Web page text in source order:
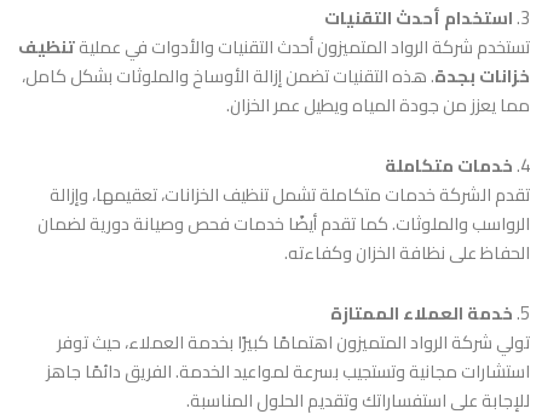
3. استخدام أحدث التقنيات
تستخدم شركة الرواد المتميزون أحدث التقنيات والأدوات في عمليةتنظيف
خزانات بجدة. هذه التقنيات تضمن إزالة الأوساخ والملوثات بشكل كامل،
مما يعزز من جودة المياه ويطيل عمر الخزان.
4. خدمات متكاملة
تقدم الشركة خدمات متكاملة تشمل تنظيف الخزانات، تعقيمها، وإزالة
الرواسب والملوثات. كما تقدم أيضًا خدمات فحص وصيانة دورية لضمان
الحفاظ على نظافة الخزان وكفاءته.
5. خدمة العملاء الممتازة
تولي شركة الرواد المتميزون اهتمامًا كبيرًا بخدمة العملاء، حيث توفر
استشارات مجانية وتستجيب بسرعة لمواعيد الخدمة. الفريق دائمًا جاهز
للإجابة على استفساراتك وتقديم الحلول المناسبة.